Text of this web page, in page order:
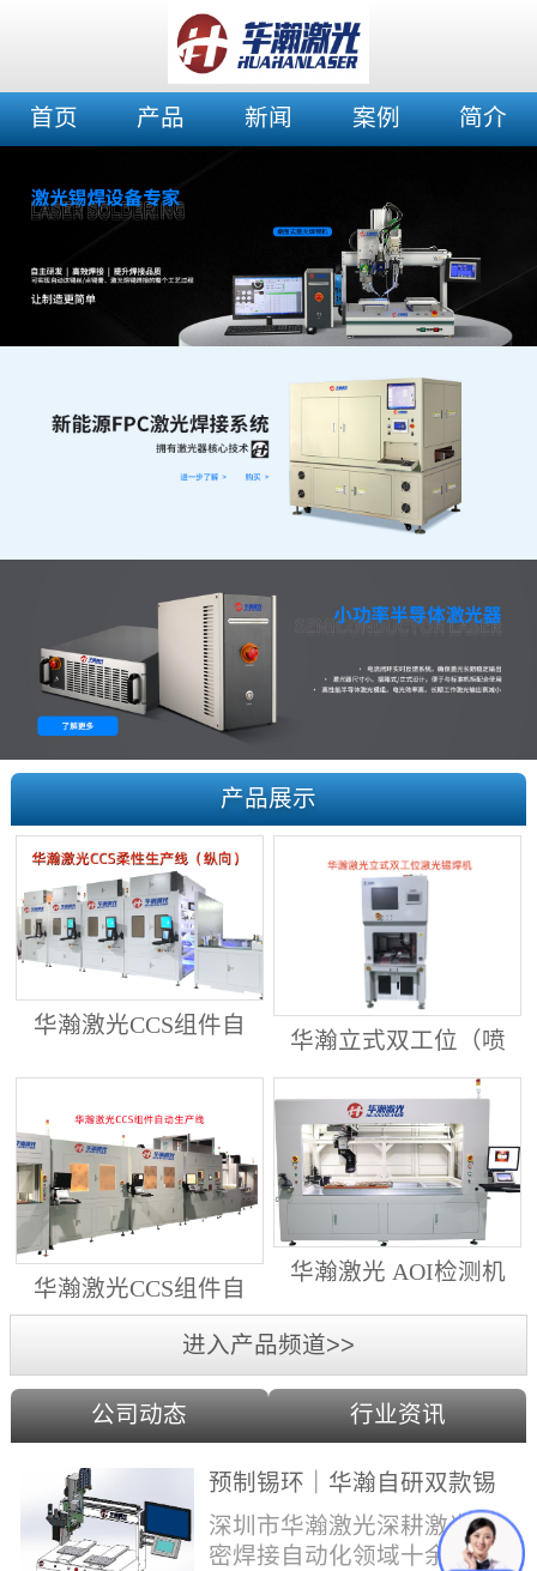
首页 产品 新闻 案例 简介
产品展示
华瀚激光CCS组件自
动生产线（纵向线）
华瀚立式双工位（喷
射锡膏）激光焊锡机
华瀚激光CCS组件自
动生产线（横向线）
华瀚激光 AOI检测机
（型号HA18DM6)
进入产品频道>>
公司动态 行业资讯
预制锡环｜华瀚自研双款锡
环机，实现焊点标准化量产
深圳市华瀚激光深耕激光精
密焊接自动化领域十余年，